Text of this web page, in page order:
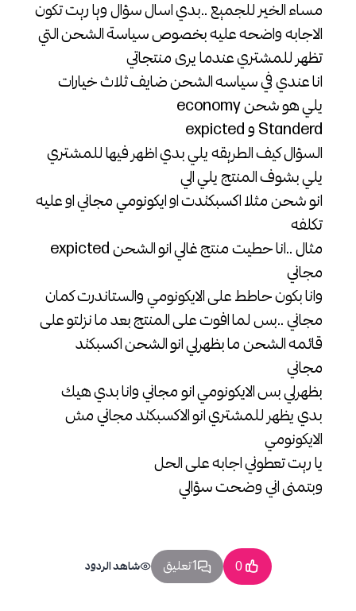
مساء الخير للجميع ..بدي اسال سؤال ويا ريت تكون
الاجابه واضحه عليه بخصوص سياسة الشحن التي
تظهر للمشتري عندما يرى منتجاتي
انا عندي في سياسه الشحن ضايف ثلاث خيارات
يلي هو شحن economy
Standerd و expicted
السؤال كيف الطريقه يلي بدي اظهر فيها للمشتري
يلي بشوف المنتج يلي الي
انو شحن مثلا اكسبكتدت او ايكونومي مجاني او عليه
تكلفه
مثال ..انا حطيت منتج غالي انو الشحن expicted
مجاني
وانا بكون حاطط على الايكونومي والستاندرت كمان
مجاني ..بس لما افوت على المنتج بعد ما نزلتو على
قائمه الشحن ما بظهرلي انو الشحن اكسبكتد
مجاني
بظهرلي بس الايكونومي انو مجاني وانا بدي هيك
بدي يظهر للمشتري انو الاكسبكتد مجاني مش
الايكونومي
يا ريت تعطوني اجابه على الحل
وبتمنى اني وضحت سؤالي
0 1 تعليق شاهد الردود